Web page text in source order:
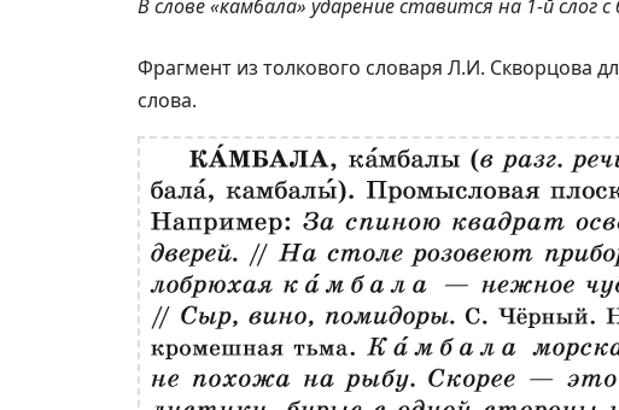
В слове «камбала» ударение ставится на 1-й слог
Фрагмент из толкового словаря Л.И. Скворцова
слова.